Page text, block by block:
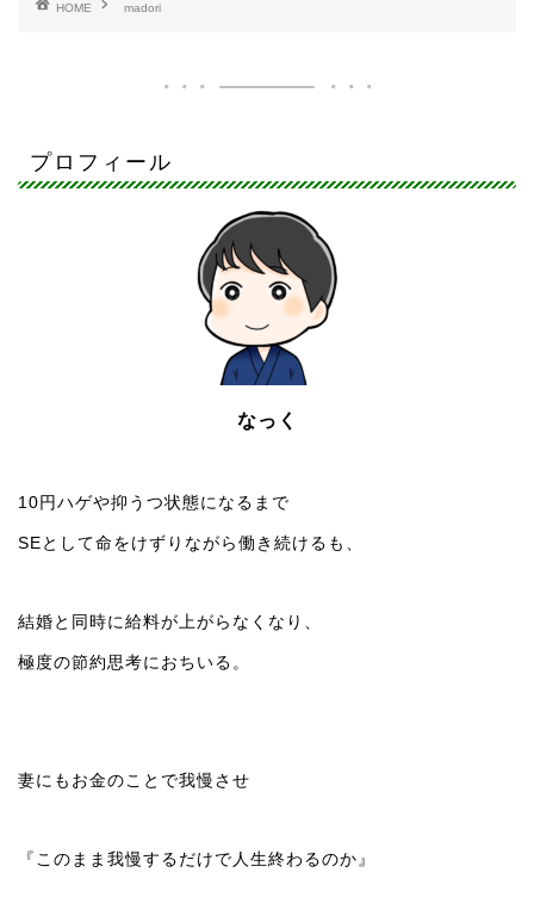
HOME madori
プロフィール
なっく
10円ハゲや抑うつ状態になるまで
SEとして命をけずりながら働き続けるも、
結婚と同時に給料が上がらなくなり、
極度の節約思考におちいる。
妻にもお金のことで我慢させ
『このまま我慢するだけで人生終わるのか』